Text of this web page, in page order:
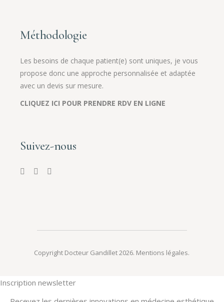
Méthodologie
Les besoins de chaque patient(e) sont uniques, je vous
propose donc une approche personnalisée et adaptée
avec un devis sur mesure.
CLIQUEZ ICI POUR PRENDRE RDV EN LIGNE
Suivez-nous
Copyright Docteur Gandillet 2026. Mentions légales.
Inscription newsletter